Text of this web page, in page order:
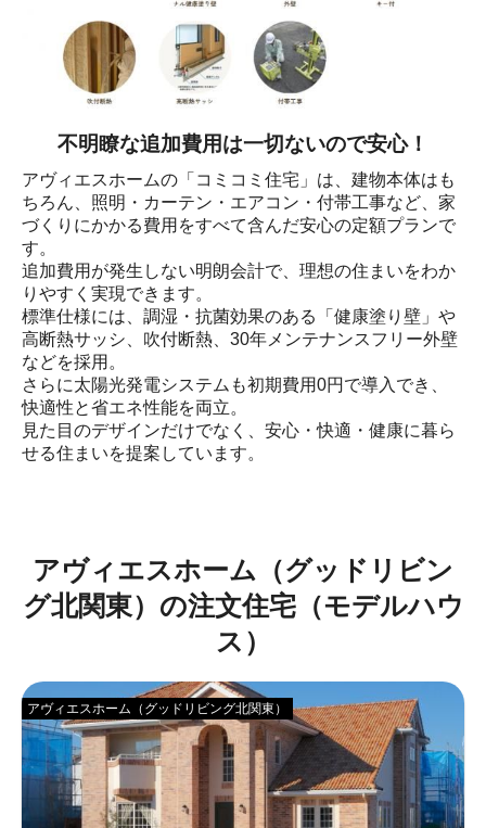
不明瞭な追加費用は一切ないので安心！
アヴィエスホームの「コミコミ住宅」は、建物本体はも
ちろん、照明・カーテン・エアコン・付帯工事など、家
づくりにかかる費用をすべて含んだ安心の定額プランで
す。
追加費用が発生しない明朗会計で、理想の住まいをわか
りやすく実現できます。
標準仕様には、調湿・抗菌効果のある「健康塗り壁」や
高断熱サッシ、吹付断熱、30年メンテナンスフリー外壁
などを採用。
さらに太陽光発電システムも初期費用0円で導入でき、
快適性と省エネ性能を両立。
見た目のデザインだけでなく、安心・快適・健康に暮ら
せる住まいを提案しています。
アヴィエスホーム（グッドリビン
グ北関東）の注文住宅（モデルハウ
ス）
アヴィエスホーム（グッドリビング北関東）